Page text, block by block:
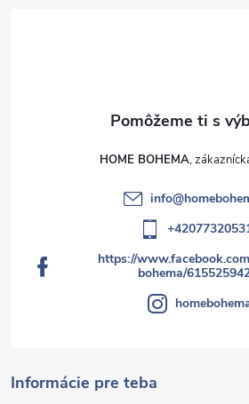
Informácie pre teba
HOME BOHEMA
info@
https://
bohema/